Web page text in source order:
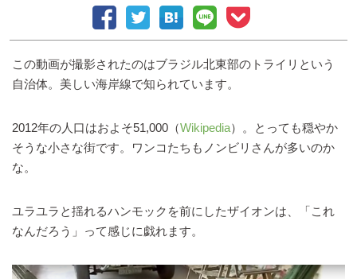
この動画が撮影されたのはブラジル北東部のトライリという
自治体。美しい海岸線で知られています。
2012年の人口はおよそ51,000（Wikipedia）。とっても穏やか
そうな小さな街です。ワンコたちもノンビリさんが多いのか
な。
ユラユラと揺れるハンモックを前にしたザイオンは、「これ
なんだろう」って感じに戯れます。